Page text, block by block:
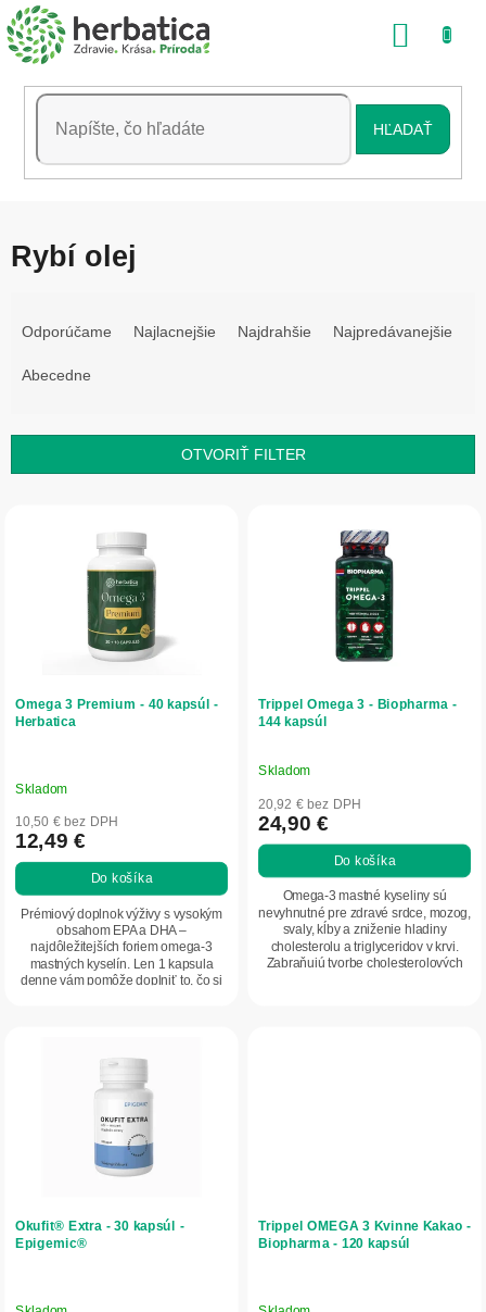
Prejsť
na
obsah
HĽADAŤ
Rybí olej
p
Odporúčame Najlacnejšie Najdrahšie Najpredávanejšie
Abecedne
OTVORIŤ FILTER
d
u
o
v
Omega 3 Premium - 40 kapsúl -
Herbatica
Skladom
10,50 € bez DPH
12,49 €
Do košíka
Prémiový doplnok výživy s vysokým
obsahom EPA a DHA –
najdôležitejších foriem omega-3
mastných kyselín. Len 1 kapsula
denne vám pomôže doplniť to, čo si
Trippel Omega 3 - Biopharma -
144 kapsúl
Priemerné
hodnotenie
produktu
je
5,0
5
hviezdičiek.
Skladom
20,92 € bez DPH
24,90 €
Do košíka
Omega-3 mastné kyseliny sú
nevyhnutné pre zdravé srdce, mozog,
svaly, kĺby a zniženie hladiny
cholesterolu a triglyceridov v krvi.
Zabraňujú tvorbe cholesterolových
Okufit® Extra - 30 kapsúl -
Epigemic®
Trippel OMEGA 3 Kvinne Kakao -
Biopharma - 120 kapsúl